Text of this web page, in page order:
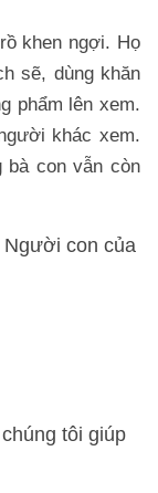
khen ngợi. Họ
sẽ, dùng khăn
phẩm lên xem.
khác xem.
bà con vẫn còn
tôi giúp